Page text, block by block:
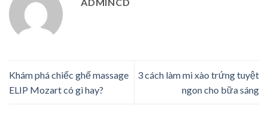
Khám phá chiếc ghế massage
ELIP Mozart có gì hay?
3 cách làm mì xào trứng tuyệt
ngon cho bữa sáng